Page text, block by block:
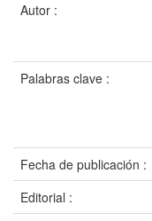
Autor :
Palabras clave :
Fecha de publicación :
Editorial :